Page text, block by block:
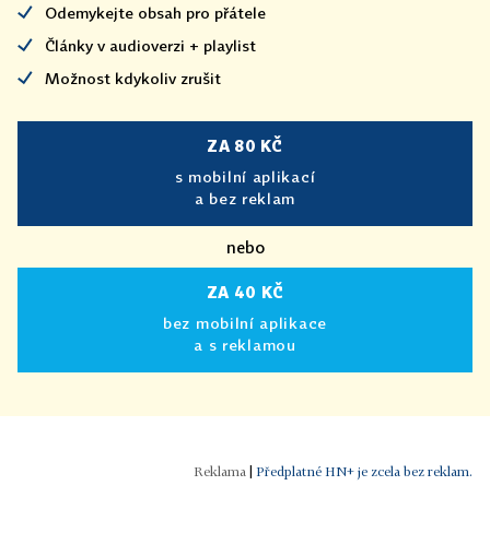
Odemykejte obsah pro přátele
Články v audioverzi + playlist
Možnost kdykoliv zrušit
ZA 80 KČ
s mobilní aplikací
a bez reklam
nebo
ZA 40 KČ
bez mobilní aplikace
a s reklamou
Předplatné HN+ je zcela bez reklam.